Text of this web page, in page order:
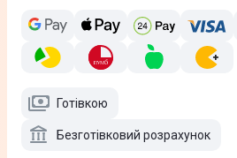
Готівкою
Безготівковий розрахунок